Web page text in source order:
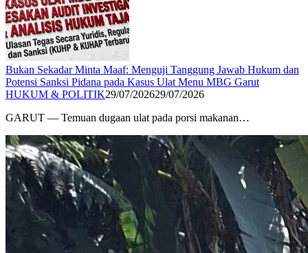
Bukan Sekadar Minta Maaf: Menguji Tanggung Jawab Hukum dan
Potensi Sanksi Pidana pada Kasus Ulat Menu MBG Garut​
HUKUM & POLITIK29/07/202629/07/2026
GARUT — Temuan dugaan ulat pada porsi makanan…